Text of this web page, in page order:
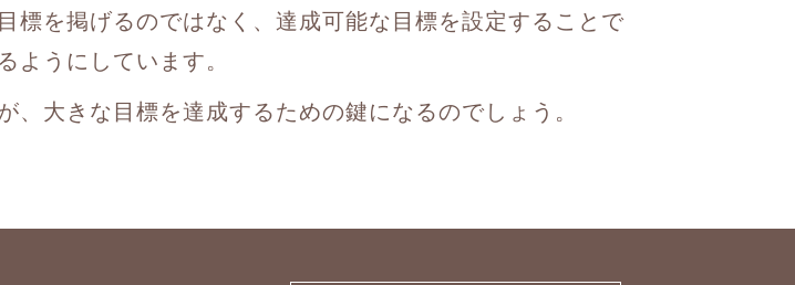
標を掲げるのではなく、達成可能な目標を設定することで
ようにしています。
、大きな目標を達成するための鍵になるのでしょう。